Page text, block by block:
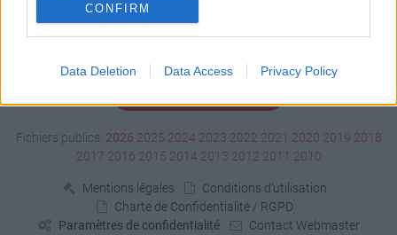
CONFIRM
Data Deletion Data Access Privacy Policy
Fichiers publics: 2026 2025 2024 2023 2022 2021 2020 2019 2018
2017 2016 2015 2014 2013 2012 2011 2010
Mentions légales
Conditions d'utilisation
Charte de Confidentialité / RGPD
Paramètres de confidentialité
Contact Webmaster